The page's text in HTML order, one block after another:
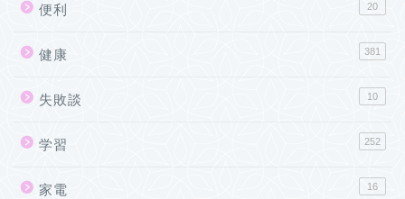
便利 20
健康 381
失敗談 10
学習 252
家電 16